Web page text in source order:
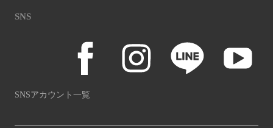
SNS
SNSアカウント一覧